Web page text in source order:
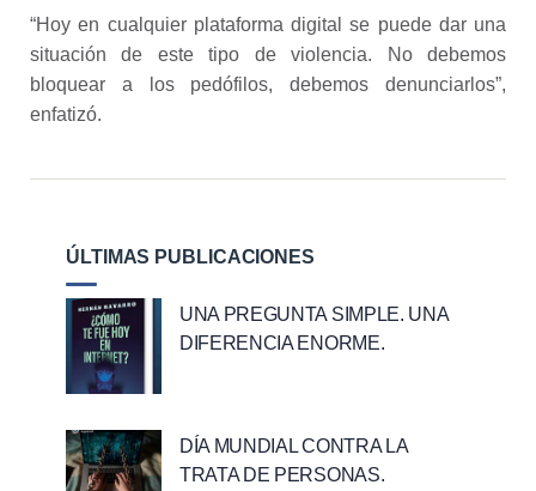
“Hoy en cualquier plataforma digital se puede dar una
situación de este tipo de violencia. No debemos
bloquear a los pedófilos, debemos denunciarlos”,
enfatizó.
ÚLTIMAS PUBLICACIONES
UNA PREGUNTA SIMPLE. UNA
DIFERENCIA ENORME.
DÍA MUNDIAL CONTRA LA
TRATA DE PERSONAS.